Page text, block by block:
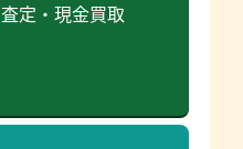
定・現金買取